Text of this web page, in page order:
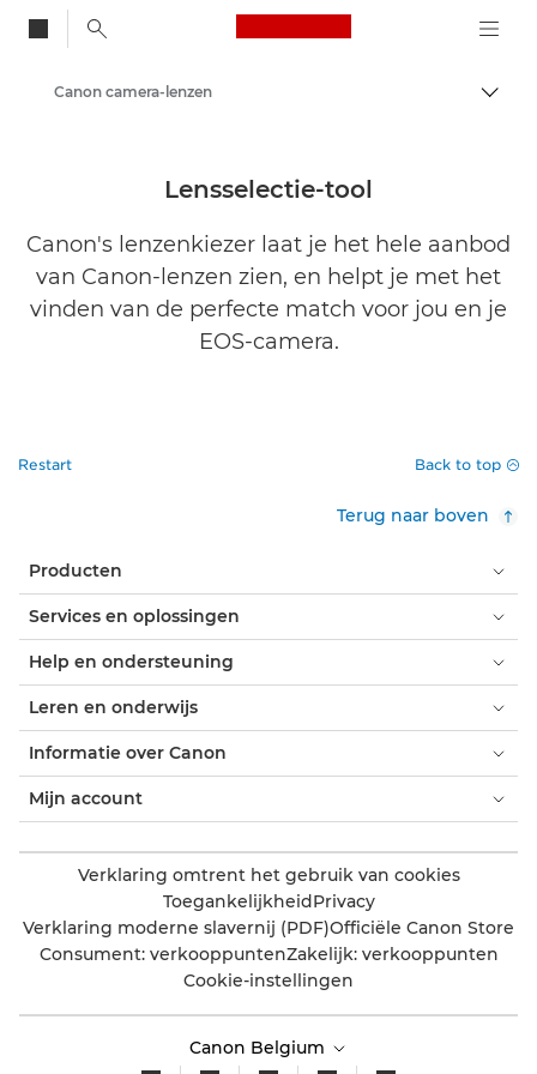
Canon Logo, back
Canon camera-lenzen
Lensselectie-tool
Canon's lenzenkiezer laat je het hele aanbod
van Canon-lenzen zien, en helpt je met het
vinden van de perfecte match voor jou en je
EOS-camera.
Restart Back to top
Terug naar boven
Producten
Services en oplossingen
Help en ondersteuning
Leren en onderwijs
Informatie over Canon
Mijn account
Verklaring omtrent het gebruik van cookies
ToegankelijkheidPrivacy
Verklaring moderne slavernij (PDF)Officiële Canon Store
Consument: verkooppuntenZakelijk: verkooppunten
Cookie-instellingen
Canon Belgium